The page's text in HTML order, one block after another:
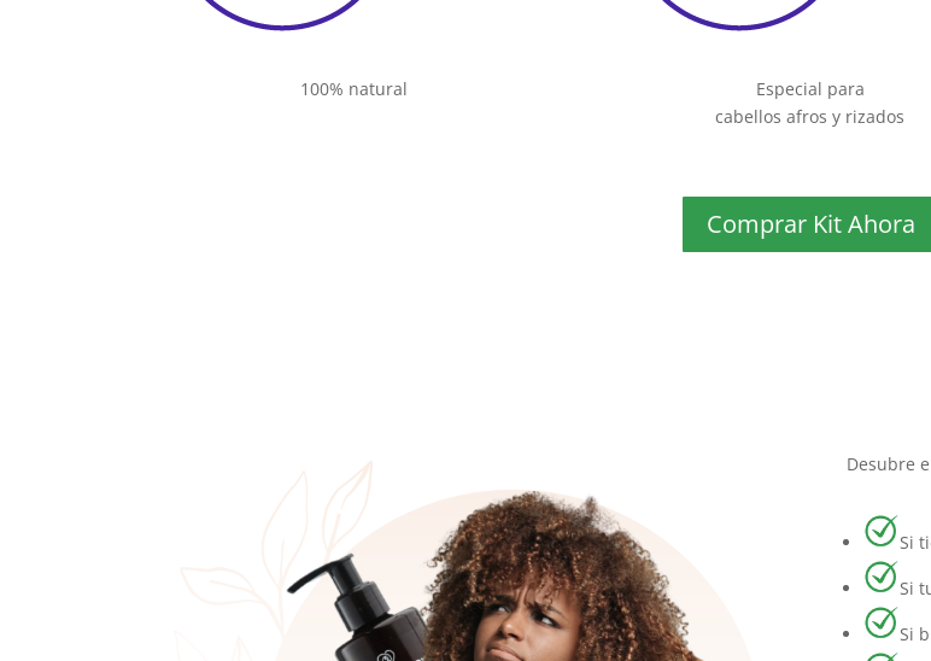
100% natural
Especial para
cabellos afros y rizados
Comprar Kit Ahora
Desubre
Si
Si
Si